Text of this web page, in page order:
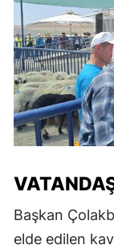
Başkan
elde edilen